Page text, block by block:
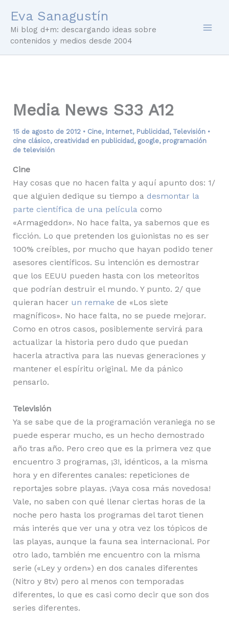
contenido
Eva Sanagustín
Mi blog d+m: descargando ideas sobre
contenidos y medios desde 2004
Media News S33 A12
15 de agosto de 2012 • Cine, Internet, Publicidad , Televisión•
cine clásico, creatividad en publicidad , google, programación
de televisión
Cine
Hay cosas que no hacen falta y aquí apunto dos: 1/
que alguien dedique su tiempo a desmontar la
parte científica de una películacomo
«Armageddon». No hace falta, ya sabemos que es
ficción. Lo que pretenden los guionistas no es ser
100% creíbles, por mucho que hayan podido tener
asesores científicos. Su intención es demostrar
que los EEUU pueden hasta con los meteoritos
que podrían destruir el mundo. Y punto. 2/ que
quieran hacer un remake de «Los siete
magníficos». No hace falta, no se puede mejorar.
Como en otros casos, posiblemente servirá para
actualizar la historia pero dudo que puedan
hacerla atractiva para las nuevas generaciones y
mantener el espíritu original. Me da pánico
pensarlo.
Televisión
Ya se sabe que de la programación veraniega no se
puede esperar mucho, es un hecho demostrado
año tras año. Pero creo que es la primera vez que
encuentro 3 programas, ¡3!, idénticos, a la misma
hora y en diferentes canales: repeticiones de
reportajes sobre playas. ¡Vaya cosa más novedosa!
Vale, no saben con qué llenar ciertas horas de la
noche pero hasta los programas del tarot tienen
más interés que ver una y otra vez los tópicos de
las playas, aunque la fauna sea internacional. Por
otro lado, también me encuentro con la misma
serie («Ley y orden») en dos canales diferentes
(Nitro y 8tv) pero al menos con temporadas
diferentes, lo que es casi como decir que son dos
series diferentes.